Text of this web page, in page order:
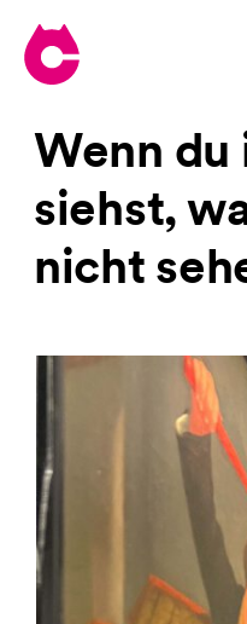
Identity
Wenn du
siehst,
nicht